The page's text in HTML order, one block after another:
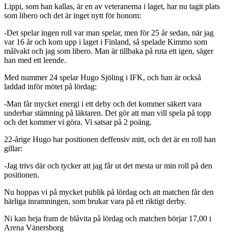
Lippi, som han kallas, är en av veteranerna i laget, har nu tagit plats
som libero och det är inget nytt för honom:
-Det spelar ingen roll var man spelar, men för 25 år sedan, när jag
var 16 år och kom upp i laget i Finland, så spelade Kimmo som
målvakt och jag som libero. Man är tillbaka på ruta ett igen, säger
han med ett leende.
Med nummer 24 spelar Hugo Sjöling i IFK, och han är också
laddad inför mötet på lördag:
-Man får mycket energi i ett deby och det kommer säkert vara
underbar stämning på läktaren. Det gör att man vill spela på topp
och det kommer vi göra. Vi satsar på 2 poäng.
22-årige Hugo har positionen deffensiv mitt, och det är en roll han
gillar:
-Jag trivs där och tycker att jag får ut det mesta ur min roll på den
positionen.
Nu hoppas vi på mycket publik på lördag och att matchen får den
härliga inramningen, som brukar vara på ett riktigt derby.
Ni kan heja fram de blåvita på lördag och matchen börjar 17,00 i
Arena Vänersborg